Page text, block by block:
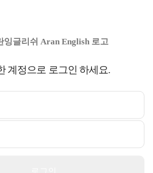
계정으로 로그인 하세요.